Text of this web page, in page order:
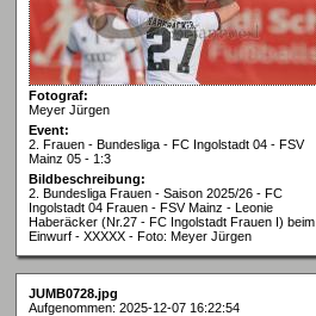
Fotograf:
Meyer Jürgen
Event:
2. Frauen - Bundesliga - FC Ingolstadt 04 - FSV
Mainz 05 - 1:3
Bildbeschreibung:
2. Bundesliga Frauen - Saison 2025/26 - FC
Ingolstadt 04 Frauen - FSV Mainz - Leonie
Haberäcker (Nr.27 - FC Ingolstadt Frauen I) beim
Einwurf - XXXXX - Foto: Meyer Jürgen
JUMB0728.jpg
Aufgenommen: 2025-12-07 16:22:54